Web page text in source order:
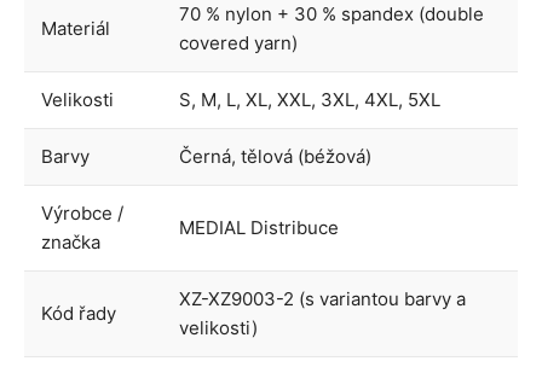
Materiál
70 % nylon + 30 % spandex (double
covered yarn)
Velikosti S, M, L, XL, XXL, 3XL, 4XL, 5XL
Barvy Černá, tělová (béžová)
Výrobce /
značka
MEDIAL Distribuce
Kód řady
XZ-XZ9003-2 (s variantou barvy a
velikosti)